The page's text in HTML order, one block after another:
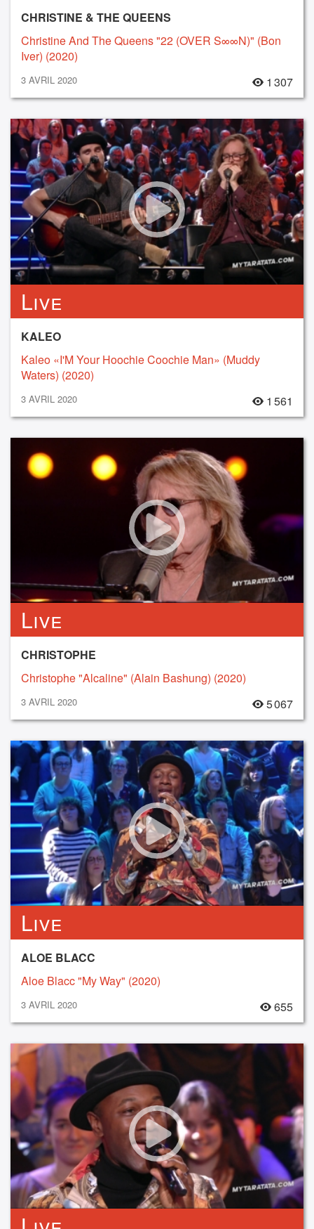
CHRISTINE & THE QUEENS
Christine And The Queens "22 (OVER S∞∞N)" (Bon
Iver) (2020)
3 AVRIL 2020 1 307
Live
KALEO
Kaleo «I'M Your Hoochie Coochie Man» (Muddy
Waters) (2020)
3 AVRIL 2020 1 561
Live
CHRISTOPHE
Christophe "Alcaline" (Alain Bashung) (2020)
3 AVRIL 2020 5 067
Live
ALOE BLACC
Aloe Blacc "My Way" (2020)
3 AVRIL 2020 655